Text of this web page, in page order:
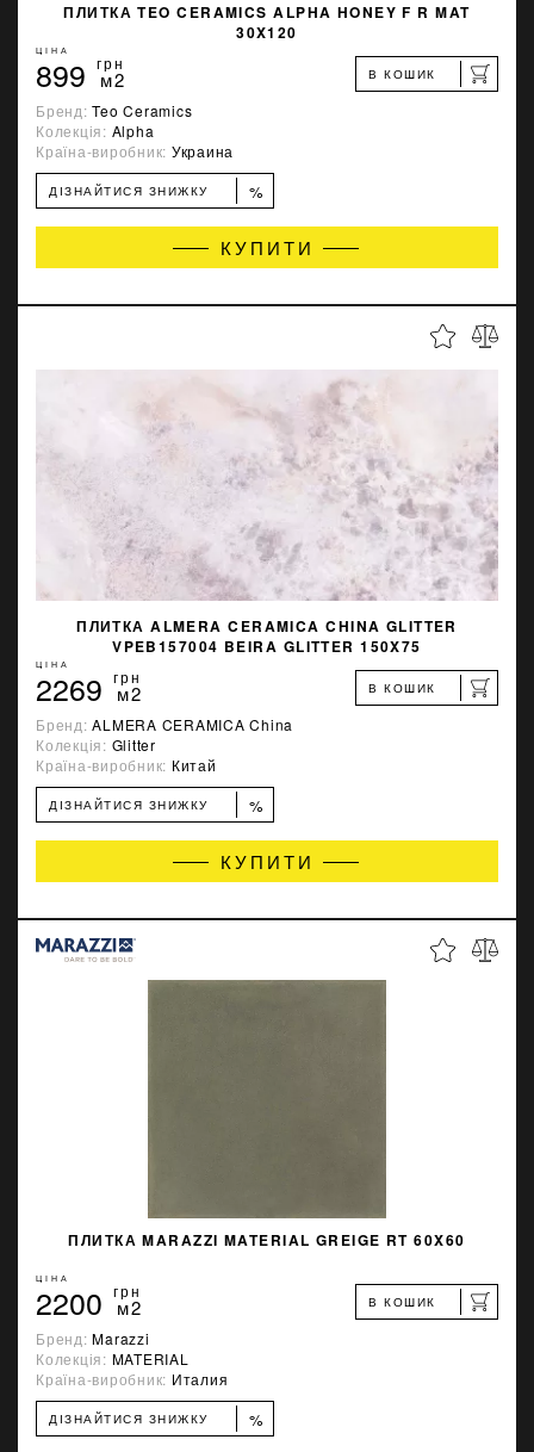
ПЛИТКА TEO CERAMICS ALPHA HONEY F R MAT
30X120
ЦІНА
899 грн
м2 В КОШИК
Бренд:Teo Ceramics
Колекція: Alpha
Країна-виробник: Украина
ДІЗНАЙТИСЯ ЗНИЖКУ %
КУПИТИ
ПЛИТКА ALMERA CERAMICA CHINA GLITTER
VPEB157004 BEIRA GLITTER 150X75
ЦІНА
2269 грн
м2 В КОШИК
Бренд:ALMERA CERAMICA China
Колекція: Glitter
Країна-виробник: Китай
ДІЗНАЙТИСЯ ЗНИЖКУ %
КУПИТИ
ПЛИТКА MARAZZI MATERIAL GREIGE RT 60X60
ЦІНА
2200 грн
м2 В КОШИК
Бренд:Marazzi
Колекція: MATERIAL
Країна-виробник: Италия
ДІЗНАЙТИСЯ ЗНИЖКУ %